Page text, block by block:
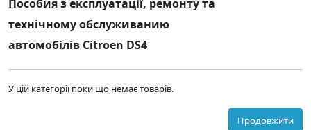
Пособия з експлуатації, ремонту та
технічному обслуживанию
автомобілів Citroen DS4
У цій категорії поки що немає товарів.
Продовжити